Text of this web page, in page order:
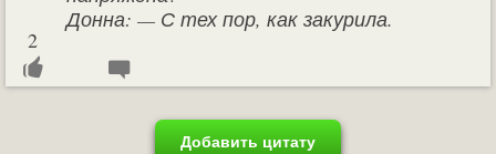
Донна: — С тех пор, как закурила.
2
Добавить цитату